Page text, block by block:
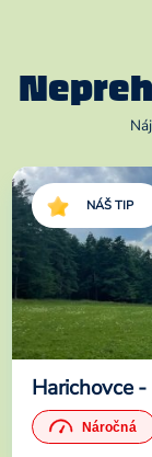
NÁŠ TIP
Harichovce